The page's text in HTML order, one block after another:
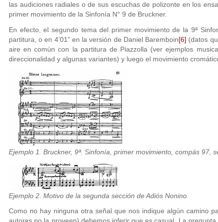
las audiciones radiales o de sus escuchas de polizonte en los
primer movimiento de la Sinfonía N° 9 de Bruckner.
En efecto, el segundo tema del primer movimiento de la 9ª
partitura, o en 4’01” en la versión de Daniel Baremboin[6] (datos
aire en común con la partitura de Piazzolla (ver ejemplos
direccionalidad y algunas variantes) y luego el movimiento
Ejemplo 1. Bruckner, 9ª. Sinfonía, primer movimiento, compás 97,
Ejemplo 2. Motivo de la segunda sección de Adiós Nonino
Como no hay ninguna otra señal que nos indique algún camino